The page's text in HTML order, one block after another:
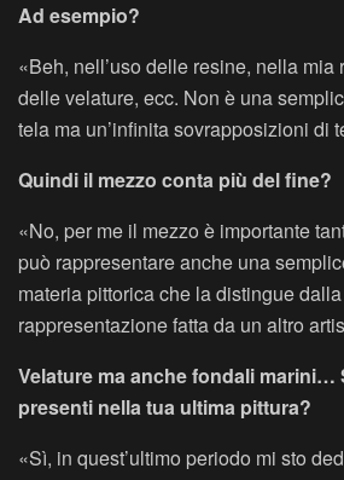
Ad esempio?
«Beh, nell’uso delle resine, nella mia
delle velature, ecc. Non è una
tela ma un’infinita sovrapposizioni di
Quindi il mezzo conta più del fine?
«No, per me il mezzo è importante
può rappresentare anche una
materia pittorica che la distingue
rappresentazione fatta da un altro
Velature ma anche fondali marini…
presenti nella tua ultima pittura?
«Sì, in quest’ultimo periodo mi sto